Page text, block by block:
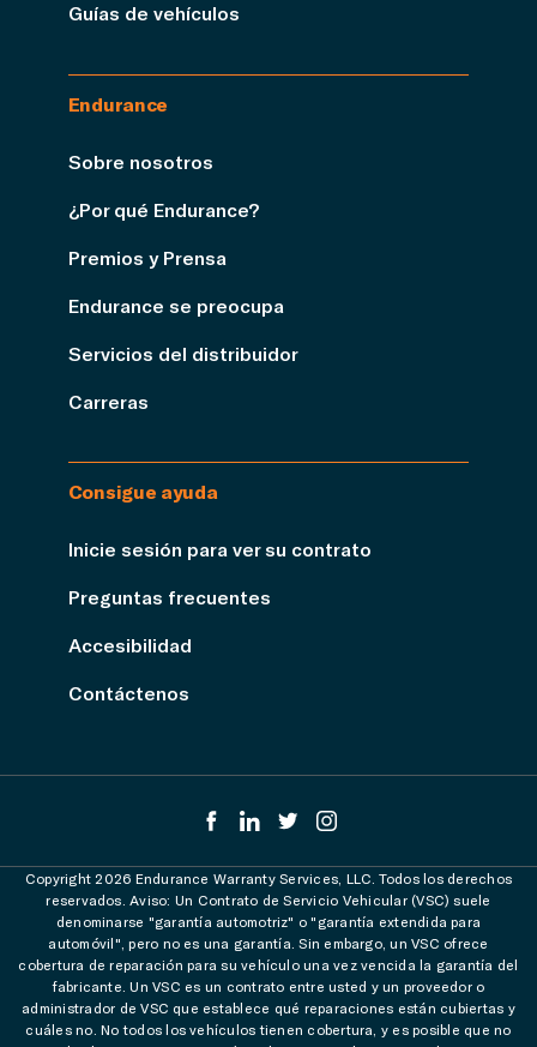
Guías de vehículos
Endurance
Sobre nosotros
¿Por qué Endurance?
Premios y Prensa
Endurance se preocupa
Servicios del distribuidor
Carreras
Consigue ayuda
Inicie sesión para ver su contrato
Preguntas frecuentes
Accesibilidad
Contáctenos
Copyright 2026 Endurance Warranty Services, LLC. Todos los derechos
reservados. Aviso: Un Contrato de Servicio Vehicular (VSC) suele
denominarse "garantía automotriz" o "garantía extendida para
automóvil", pero no es una garantía. Sin embargo, un VSC ofrece
cobertura de reparación para su vehículo una vez vencida la garantía del
fabricante. Un VSC es un contrato entre usted y un proveedor o
administrador de VSC que establece qué reparaciones están cubiertas y
cuáles no. No todos los vehículos tienen cobertura, y es posible que no